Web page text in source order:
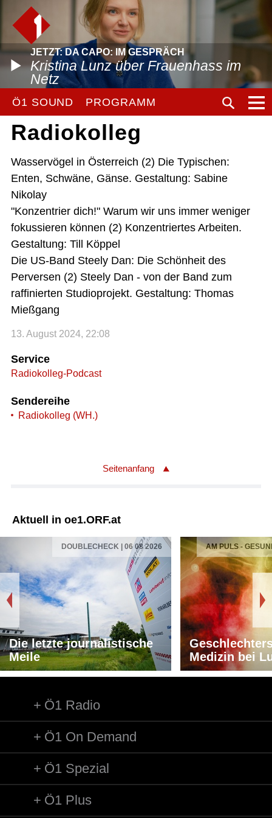
JETZT: DA CAPO: IM GESPRÄCH
Kristina Lunz über Frauenhass im
Netz
Ö1 SOUND PROGRAMM
Radiokolleg
Wasservögel in Österreich (2) Die Typischen:
Enten, Schwäne, Gänse. Gestaltung: Sabine
Nikolay
"Konzentrier dich!" Warum wir uns immer weniger
fokussieren können (2) Konzentriertes Arbeiten.
Gestaltung: Till Köppel
Die US-Band Steely Dan: Die Schönheit des
Perversen (2) Steely Dan - von der Band zum
raffinierten Studioprojekt. Gestaltung: Thomas
Mießgang
13. August 2024, 22:08
Service
Radiokolleg-Podcast
Sendereihe
Radiokolleg (WH.)
Seitenanfang
Aktuell in oe1.ORF.at
DOUBLECHECK | 06 08 2026
Die letzte journalistische
Meile
AM PULS -
Medizin bei
Ö1 Radio
Ö1 On Demand
Ö1 Spezial
Ö1 Plus